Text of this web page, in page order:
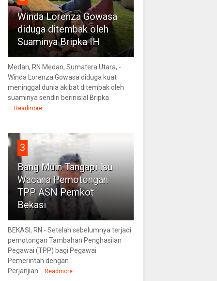
Winda Lorenza Gowasa
diduga ditembak oleh
Suaminya Bripka IH
Medan, RN Medan, Sumatera Utara, -
Winda Lorenza Gowasa diduga kuat
meninggal dunia akibat ditembak oleh
suaminya sendiri berinisial Bripka
Readmore
3
Bang Muin Tangapi Isu
Wacana Pemotongan
TPP ASN Pemkot
Bekasi
BEKASI, RN - Setelah sebelumnya terjadi
pemotongan Tambahan Penghasilan
Pegawai (TPP) bagi Pegawai
Pemerintah dengan
Perjanjian...
Readmore